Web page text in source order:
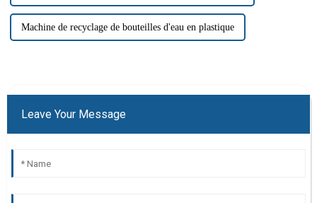
Machine de recyclage de bouteilles d'eau en plastique
Leave Your Message